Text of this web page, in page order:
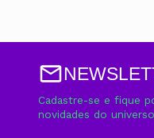
Cadastre-se e fique
novidades do